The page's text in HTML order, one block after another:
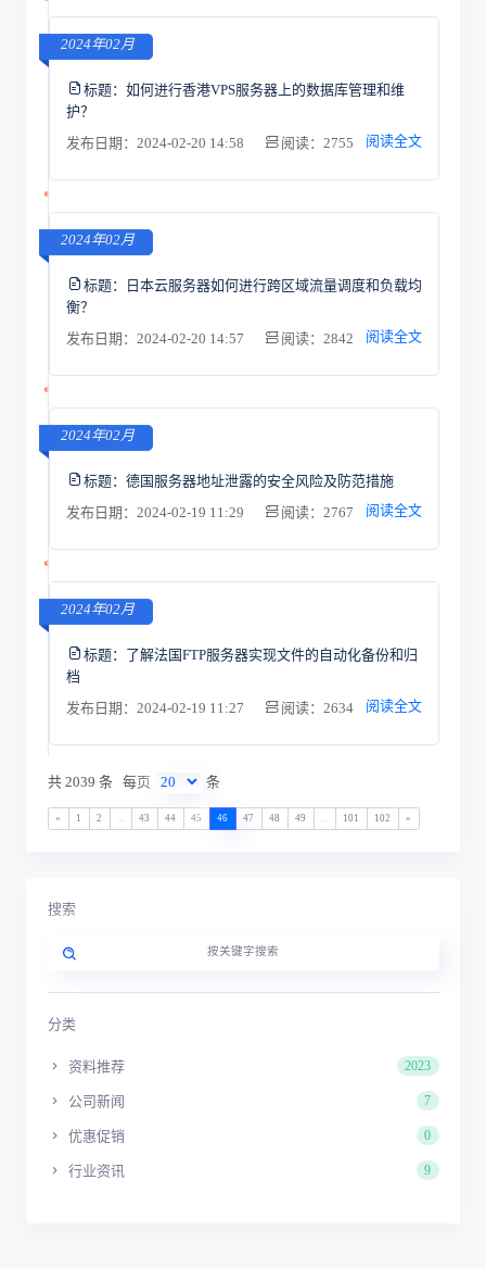
2024年02月
标题： 如何进行香港VPS服务器上的数据库管理和维
护？
发布日期：2024-02-20 14:58
阅读：2755 阅读全文
2024年02月
标题：
日本云服务器如何进行跨区域流量调度和负载均
衡？
发布日期：2024-02-20 14:57
阅读：2842 阅读全文
2024年02月
标题： 德国服务器地址泄露的安全风险及防范措施
发布日期：2024-02-19 11:29
阅读：2767 阅读全文
2024年02月
标题： 了解法国FTP服务器实现文件的自动化备份和归
档
发布日期：2024-02-19 11:27
阅读：2634 阅读全文
共 2039 条 每页 条
« 1 2 43 44 45 46 47 48 49 101 102 »
搜索
分类
资料推荐 2023
公司新闻 7
优惠促销 0
行业资讯 9